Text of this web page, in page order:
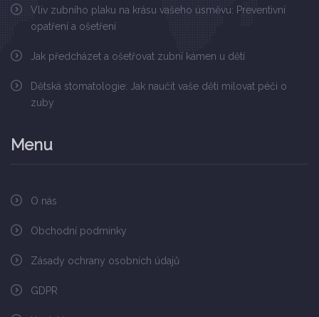
Vliv zubního plaku na krásu vašeho úsměvu: Preventivní
opatření a ošetření
Jak předcházet a ošetřovat zubní kámen u dětí
Dětská stomatologie: Jak naučit vaše děti milovat péči o
zuby
Menu
O nás
Obchodní podmínky
Zásady ochrany osobních údajů
GDPR